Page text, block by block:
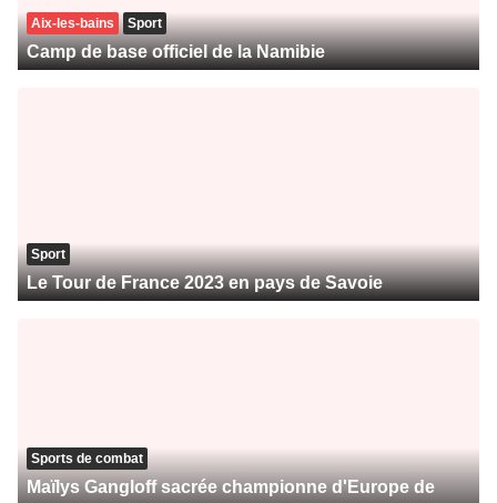
Aix-les-bains Sport
Camp de base officiel de la Namibie
Sport
Le Tour de France 2023 en pays de Savoie
Sports de combat
Maïlys Gangloff sacrée championne d'Europe de